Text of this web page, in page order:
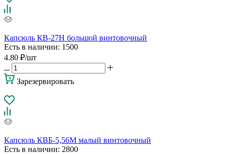
Капсюль КВ-27Н большой винтовочный
Есть в наличии: 1500
4.80 ₽/шт
Зарезервировать
Капсюль КВБ-5,56М малый винтовочный
Есть в наличии: 2800